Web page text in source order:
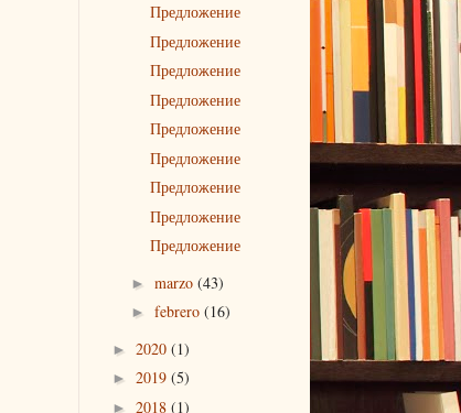
Предложение
Предложение
Предложение
Предложение
Предложение
Предложение
Предложение
Предложение
Предложение
► marzo (43)
► febrero (16)
► 2020 (1)
► 2019 (5)
► 2018 (1)